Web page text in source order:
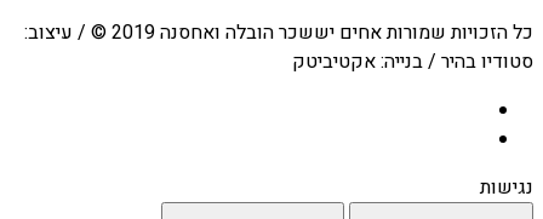
כל הזכויות שמורות אחים יששכר הובלה ואחסנה 2019 © / עיצוב:
סטודיו בהיר / בנייה: אקטיביטק
נגישות